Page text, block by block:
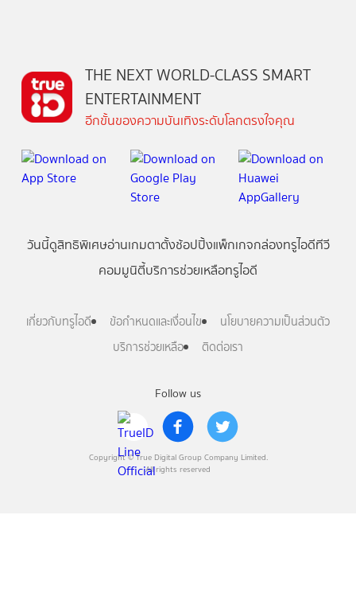
Follow us
Copyright © True Digital Group Company Limited.
All rights reserved
THE NEXT WORLD-CLASS SMART
ENTERTAINMENT
อีกขั้นของความบันเทิงระดับโลกตรงใจคุณ
วันนี้ดูสิทธิพิเศษอ่านเกมตาตั้งช้อปปิ้งแพ็กเกจกล่องทรูไอดีทีวี
คอมมูนิตี้บริการช่วยเหลือทรูไอดี
เกี่ยวกับทรูไอดี ข้อกำหนดและเงื่อนไข
นโยบายความเป็นส่วนตัว
บริการช่วยเหลือ
ติดต่อเรา